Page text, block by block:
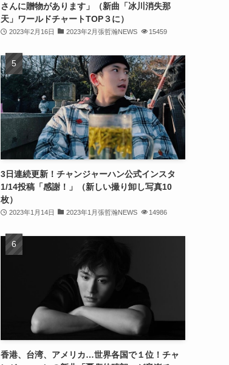
(28)
(32)
(31)
(30)
(32)
(30)
(32)
(32)
(26)
(23)
(13)
(8)
さんに贈物があります」（新曲「冰川消失那
天」ワールドチャートTOP３に）
2023年2月16日 2023年2月張哲瀚NEWS 15459
3日連続更新！チャンジャーハン公式インスタ
1/14投稿「感謝！」（新しい撮り卸し写真10
枚）
2023年1月14日 2023年1月張哲瀚NEWS 14986
香港、台湾、アメリカ…世界各国で１位！チャ